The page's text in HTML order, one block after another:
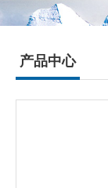
产品中心